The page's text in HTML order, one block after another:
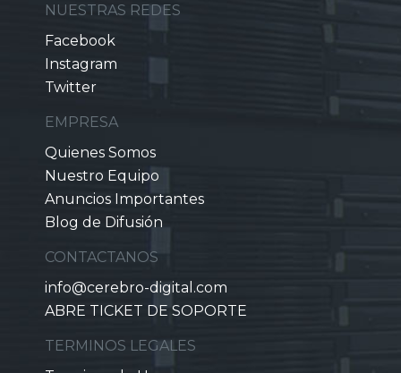
NUESTRAS REDES
Facebook
Instagram
Twitter
EMPRESA
Quienes Somos
Nuestro Equipo
Anuncios Importantes
Blog de Difusión
CONTACTANOS
info@cerebro-digital.com
ABRE TICKET DE SOPORTE
TERMINOS LEGALES